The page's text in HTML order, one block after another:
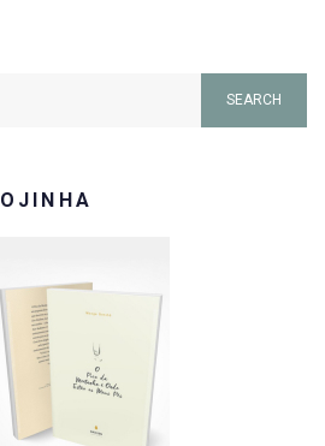
SEARCH